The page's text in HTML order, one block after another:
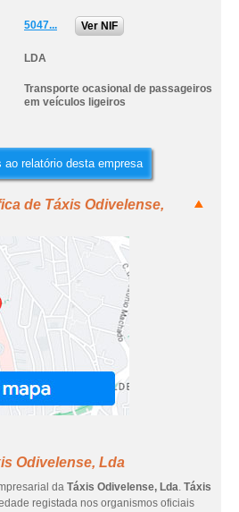
5047... Ver NIF
LDA
Transporte ocasional de passageiros
em veículos ligeiros
ao relatório desta empresa
de Táxis Odivelense,
Odivelense, Lda
da Táxis Odivelense, Lda. Táxis
registada nos organismos oficiais